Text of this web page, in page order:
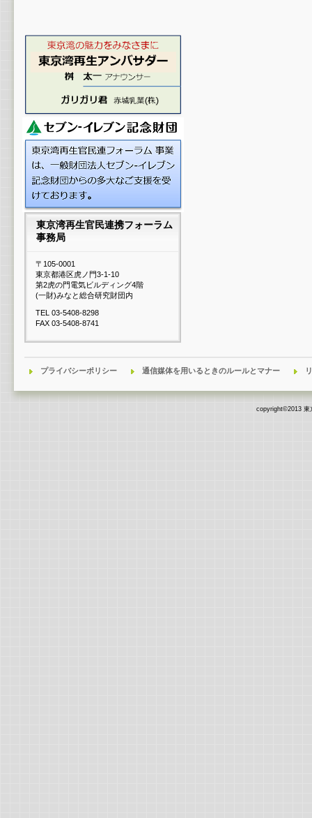
東京湾再生官民連携フォーラム
事務局
〒105-0001
東京都港区虎ノ門3-1-10
第2虎の門電気ビルディング4階
(一財)みなと総合研究財団内
TEL 03-5408-8298
FAX 03-5408-8741
copyright©2013 東
プライバシーポリシー 通信媒体を用いるときのルールとマナー